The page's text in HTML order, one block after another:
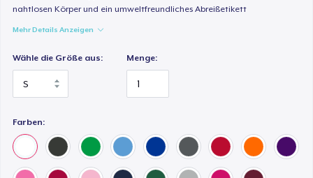
nahtlosen Körper und ein umweltfreundliches Abreißetikett
Mehr Details Anzeigen
Wähle die Größe aus: Menge:
Farben: